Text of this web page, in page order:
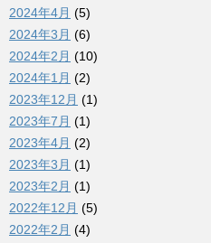
2024年4月 (5)
2024年3月 (6)
2024年2月 (10)
2024年1月 (2)
2023年12月 (1)
2023年7月 (1)
2023年4月 (2)
2023年3月 (1)
2023年2月 (1)
2022年12月 (5)
2022年2月 (4)